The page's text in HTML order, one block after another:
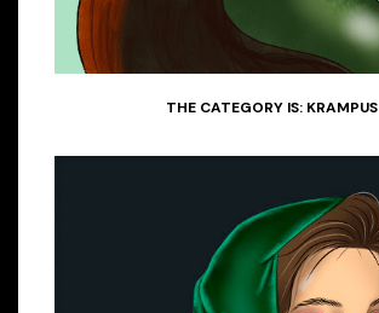
THE CATEGORY IS: KRAMPUS